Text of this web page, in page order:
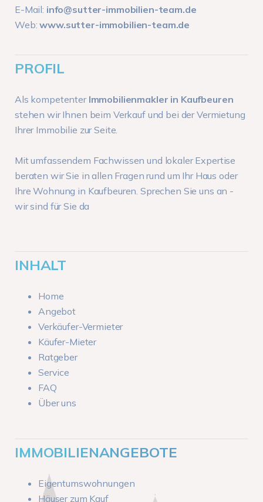
E-Mail: info@sutter-immobilien-team.de
Web:www.sutter-immobilien-team.de
PROFIL
Als kompetenter Immobilienmakler in Kaufbeuren
stehen wir Ihnen beim Verkauf und bei der Vermietung
Ihrer Immobilie zur Seite.
Mit umfassendem Fachwissen und lokaler Expertise
beraten wir Sie in allen Fragen rund um Ihr Haus oder
Ihre Wohnung in Kaufbeuren. Sprechen Sie uns an -
wir sind für Sie da
INHALT
Home
Angebot
Verkäufer-Vermieter
Käufer-Mieter
Ratgeber
Service
FAQ
Über uns
IMMOBILIENANGEBOTE
Eigentumswohnungen
Häuser zum Kauf